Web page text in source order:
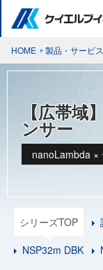
HOME 製品・サービス
【広帯域
ンサー
nanoLambda ×
シリーズTOP
NSP32m DBK